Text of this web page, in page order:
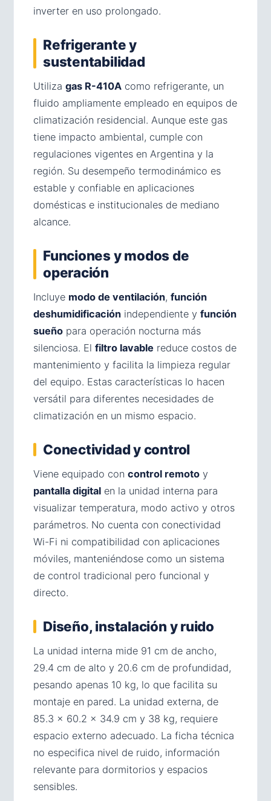
inverter en uso prolongado.
Refrigerante y
sustentabilidad
Utiliza gas R-410A como refrigerante, un
fluido ampliamente empleado en equipos de
climatización residencial. Aunque este gas
tiene impacto ambiental, cumple con
regulaciones vigentes en Argentina y la
región. Su desempeño termodinámico es
estable y confiable en aplicaciones
domésticas e institucionales de mediano
alcance.
Funciones y modos de
operación
Incluye modo de ventilación, función
deshumidificación independiente y función
sueño para operación nocturna más
silenciosa. El filtro lavable reduce costos de
mantenimiento y facilita la limpieza regular
del equipo. Estas características lo hacen
versátil para diferentes necesidades de
climatización en un mismo espacio.
Conectividad y control
Viene equipado con control remoto y
pantalla digital en la unidad interna para
visualizar temperatura, modo activo y otros
parámetros. No cuenta con conectividad
Wi-Fi ni compatibilidad con aplicaciones
móviles, manteniéndose como un sistema
de control tradicional pero funcional y
directo.
Diseño, instalación y ruido
La unidad interna mide 91 cm de ancho,
29.4 cm de alto y 20.6 cm de profundidad,
pesando apenas 10 kg, lo que facilita su
montaje en pared. La unidad externa, de
85.3 × 60.2 × 34.9 cm y 38 kg, requiere
espacio externo adecuado. La ficha técnica
no especifica nivel de ruido, información
relevante para dormitorios y espacios
sensibles.